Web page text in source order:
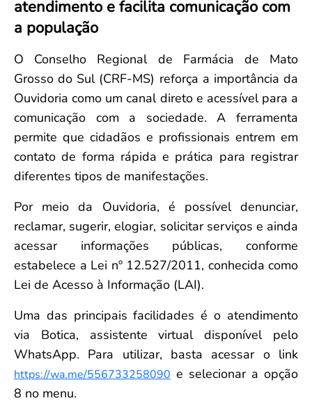
Convenção Coletiva 2025/2026 – Piso salarial Farmácias e Drogaria
Consulta de Farmacêuticos e Estabelecimentos Inscritos no CRF/MS
Saúde Pública e Indígena
Calendário Eleitoral
Candidatos
Votação
Dúvidas Frequentes
Eleições Anteriores
atendimento e facilita comunicação com
a população
O Conselho Regional de Farmácia de Mato
Grosso do Sul (CRF-MS) reforça a importância da
Ouvidoria como um canal direto e acessível para a
comunicação com a sociedade. A ferramenta
permite que cidadãos e profissionais entrem em
contato de forma rápida e prática para registrar
diferentes tipos de manifestações.
Por meio da Ouvidoria, é possível denunciar,
reclamar, sugerir, elogiar, solicitar serviços e ainda
acessar informações públicas, conforme
estabelece a Lei nº 12.527/2011, conhecida como
Lei de Acesso à Informação (LAI).
Uma das principais facilidades é o atendimento
via Botica, assistente virtual disponível pelo
WhatsApp. Para utilizar, basta acessar o link
https://wa.me/556733258090 e selecionar a opção
8 no menu.